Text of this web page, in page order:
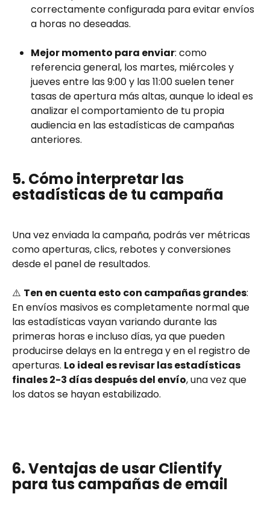
correctamente configurada para evitar envíos
a horas no deseadas.
Mejor momento para enviar: como
referencia general, los martes, miércoles y
jueves entre las 9:00 y las 11:00 suelen tener
tasas de apertura más altas, aunque lo ideal es
analizar el comportamiento de tu propia
audiencia en las estadísticas de campañas
anteriores.
5. Cómo interpretar las
estadísticas de tu campaña
Una vez enviada la campaña, podrás ver métricas
como aperturas, clics, rebotes y conversiones
desde el panel de resultados.
⚠️ Ten en cuenta esto con campañas grandes:
En envíos masivos es completamente normal que
las estadísticas vayan variando durante las
primeras horas e incluso días, ya que pueden
producirse delays en la entrega y en el registro de
aperturas. Lo ideal es revisar las estadísticas
finales 2-3 días después del envío, una vez que
los datos se hayan estabilizado.
6. Ventajas de usar Clientify
para tus campañas de email